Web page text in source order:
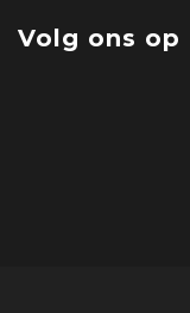
Volg ons op